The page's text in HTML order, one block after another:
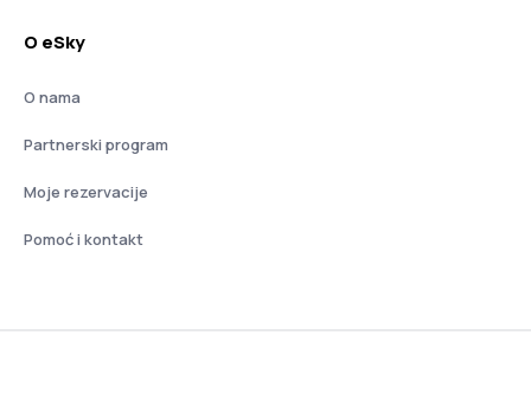
O eSky
O nama
Partnerski program
Moje rezervacije
Pomoć i kontakt